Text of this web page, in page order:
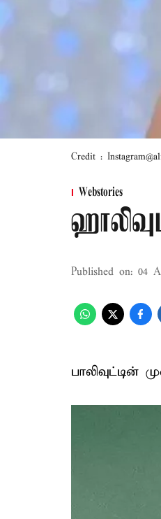
Credit :
Webstories
Published on: 04
பாலிவுட்டின்